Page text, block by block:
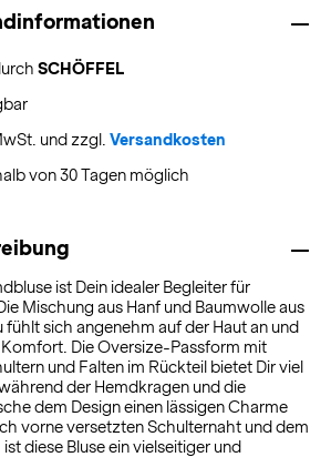
SCHÖFFEL
und zzgl. Versandkosten
von 30 Tagen möglich
ist Dein idealer Begleiter für
Mischung aus Hanf und Baumwolle aus
sich angenehm auf der Haut an und
Die Oversize-Passform mit
und Falten im Rückteil bietet Dir viel
der Hemdkragen und die
dem Design einen lässigen Charme
vorne versetzten Schulternaht und dem
diese Bluse ein vielseitiger und